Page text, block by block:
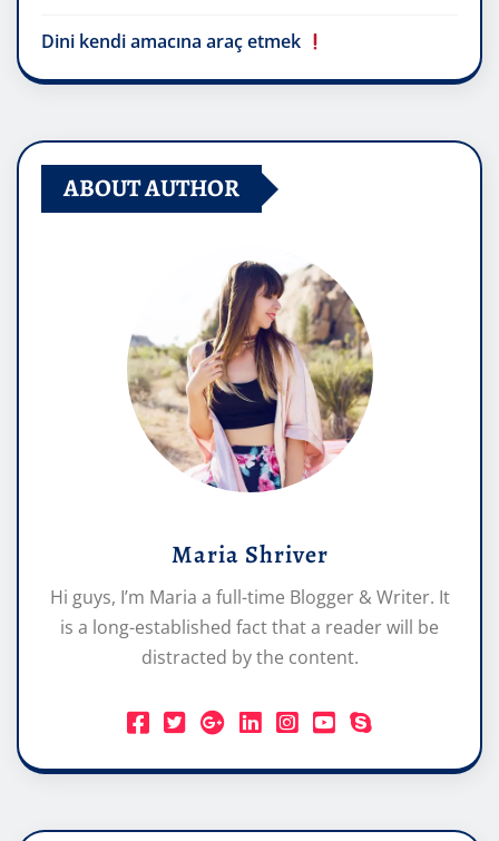
Dini kendi amacına araç etmek
ABOUT AUTHOR
Maria Shriver
Hi guys, I’m Maria a full-time Blogger & Writer. It
is a long-established fact that a reader will be
distracted by the content.